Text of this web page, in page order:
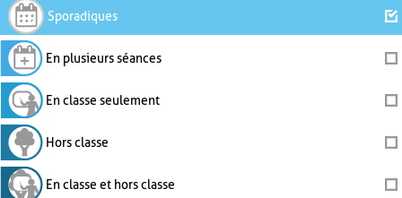
Sporadiques
En plusieurs séances
En classe seulement
Hors classe
En classe et hors classe